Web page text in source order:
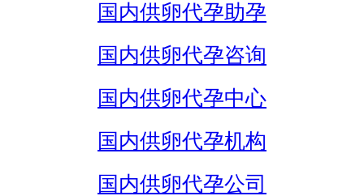
国内供卵代孕助孕
国内供卵代孕咨询
国内供卵代孕中心
国内供卵代孕机构
国内供卵代孕公司